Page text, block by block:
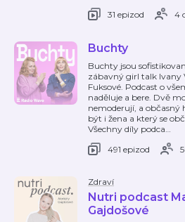
31 epizod
4
Buchty
Buchty jsou
zábavný girl talk Ivany
Fuksové. Podcast o
naděluje a bere. Dvě
nemoderují, a občasný
být i žena a který se
Všechny díly podca…
491 epizod
Zdraví
Nutri podcast
Gajdošové